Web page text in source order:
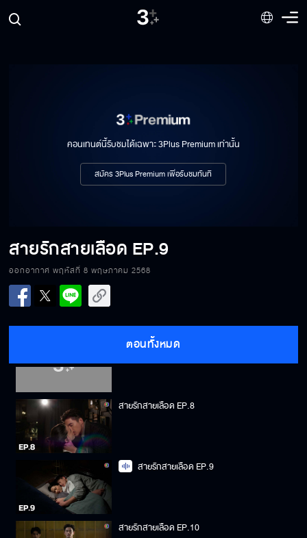
คอนเทนต์นี้รับชมได้เฉพาะ 3Plus Premium เท่านั้น
สมัคร 3Plus Premium เพื่อรับชมทันที
สายรักสายเลือด EP.9
ออกอากาศ พฤหัสที่ 8 พฤษภาคม 2568
ตอนทั้งหมด
สายรักสายเลือด EP.4
สายรักสายเลือด EP.5
สายรักสายเลือด EP.7
สายรักสายเลือด EP.8
สายรักสายเลือด EP.9
สายรักสายเลือด EP.10